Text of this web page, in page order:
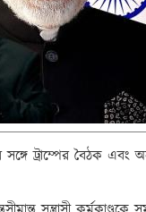
ট্রাম্পের বৈঠক এবং